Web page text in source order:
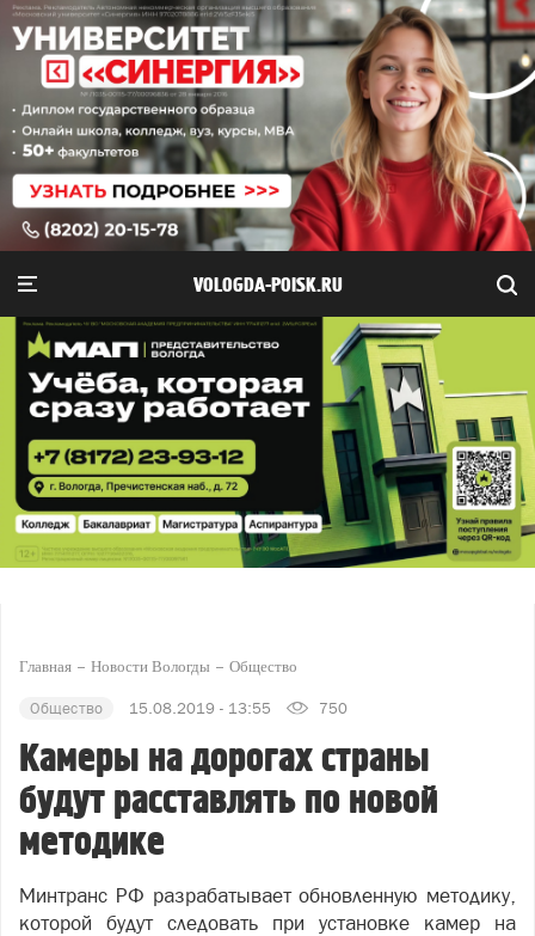
VOLOGDA-POISK.RU
Главная Новости Вологды Общество
Общество 15.08.2019 - 13:55 750
Камеры на дорогах страны
будут расставлять по новой
методике
Минтранс РФ разрабатывает обновленную методику,
которой будут следовать при установке камер на